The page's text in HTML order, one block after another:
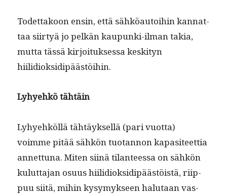
Todet­takoon ensin, että sähköau­toi­hin kan­nat­
taa siir­tyä jo pelkän kaupun­ki-ilman takia,
mut­ta tässä kir­joituk­ses­sa keski­tyn
hiilidioksidipäästöihin.
Lyhyehkö tähtäin
Lyhyehköl­lä tähtäyk­sel­lä (pari vuot­ta)
voimme pitää sähkön tuotan­non kap­a­siteet­tia
annet­tuna. Miten siinä tilanteessa on sähkön
kulut­ta­jan osu­us hiilid­iok­sidipäästöistä, riip­
puu siitä, mihin kysymyk­seen halu­taan vas­